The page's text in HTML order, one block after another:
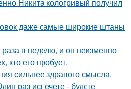
Никита кологривый получил
даже самые широкие штаны
раза в неделю, и он неизменно
кто его пробует.
сильнее здравого смысла.
раз испечете - будете